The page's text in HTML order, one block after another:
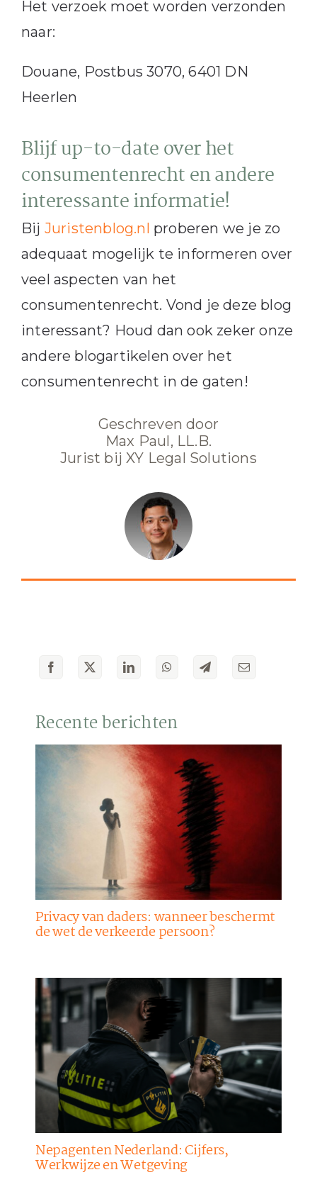
Recente berichten
Privacy van daders: wanneer beschermt
de wet de verkeerde persoon?
Nepagenten Nederland: Cijfers,
Werkwijze en Wetgeving
Het verzoek moet worden verzonden
naar:
Douane, Postbus 3070, 6401 DN
Heerlen
Blijf up-to-date over het
consumentenrecht en andere
interessante informatie!
Bij Juristenblog.nl proberen we je zo
adequaat mogelijk te informeren over
veel aspecten van het
consumentenrecht. Vond je deze blog
interessant? Houd dan ook zeker onze
andere blogartikelen over het
consumentenrecht in de gaten!
Geschreven door
Max Paul, LL.B.
Jurist bij XY Legal Solutions